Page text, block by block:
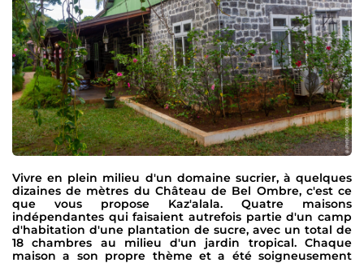
Vivre en plein milieu d'un domaine sucrier, à quelques
dizaines de mètres du Château de Bel Ombre, c'est ce
que vous propose Kaz'alala. Quatre maisons
indépendantes qui faisaient autrefois partie d'un camp
d'habitation d'une plantation de sucre, avec un total de
18 chambres au milieu d'un jardin tropical. Chaque
maison a son propre thème et a été soigneusement